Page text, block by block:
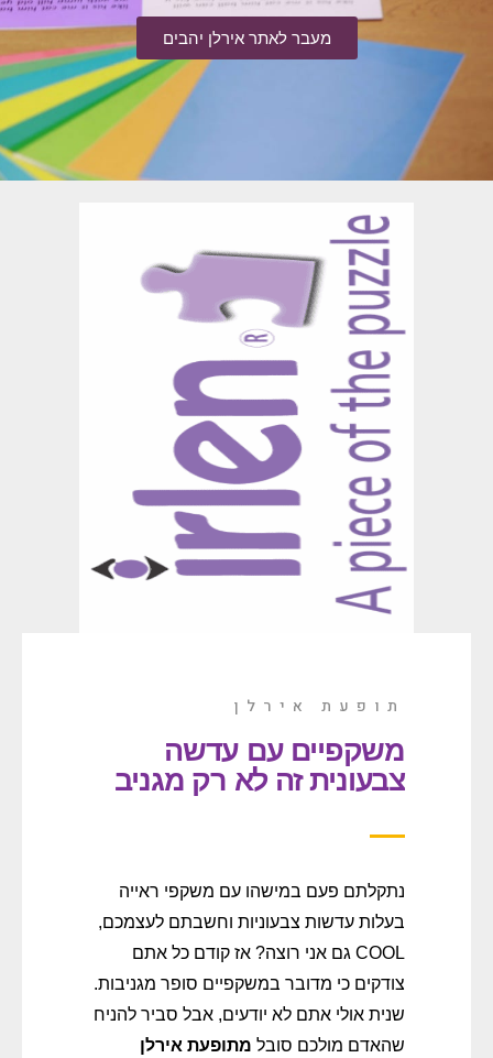
מעבר לאתר אירלן יהבים
תופעת אירלן
משקפיים עם עדשה
צבעונית זה לא רק מגניב
נתקלתם פעם במישהו עם משקפי ראייה
בעלות עדשות צבעוניות וחשבתם לעצמכם,
COOL גם אני רוצה? אז קודם כל אתם
צודקים כי מדובר במשקפיים סופר מגניבות.
שנית אולי אתם לא יודעים, אבל סביר להניח
שהאדם מולכם סובל מתופעת אירלן